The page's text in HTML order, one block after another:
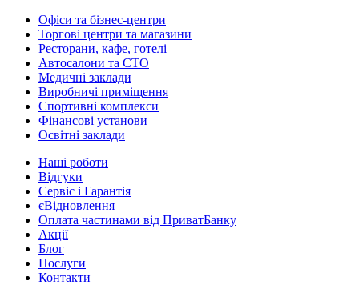
Офіси та бізнес-центри
Торгові центри та магазини
Ресторани, кафе, готелі
Автосалони та СТО
Медичні заклади
Виробничі приміщення
Спортивні комплекси
Фінансові установи
Освітні заклади
Наші роботи
Відгуки
Сервіс і Гарантія
єВідновлення
Оплата частинами від ПриватБанку
Акції
Блог
Послуги
Контакти